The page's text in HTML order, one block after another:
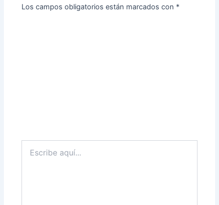
Los campos obligatorios están marcados con *
aquí...